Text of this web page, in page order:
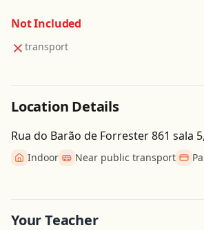
Not Included
transport
Location Details
Rua do Barão de Forrester 861 sala
Indoor Near public transport
Leaflet| ©
Your Teacher